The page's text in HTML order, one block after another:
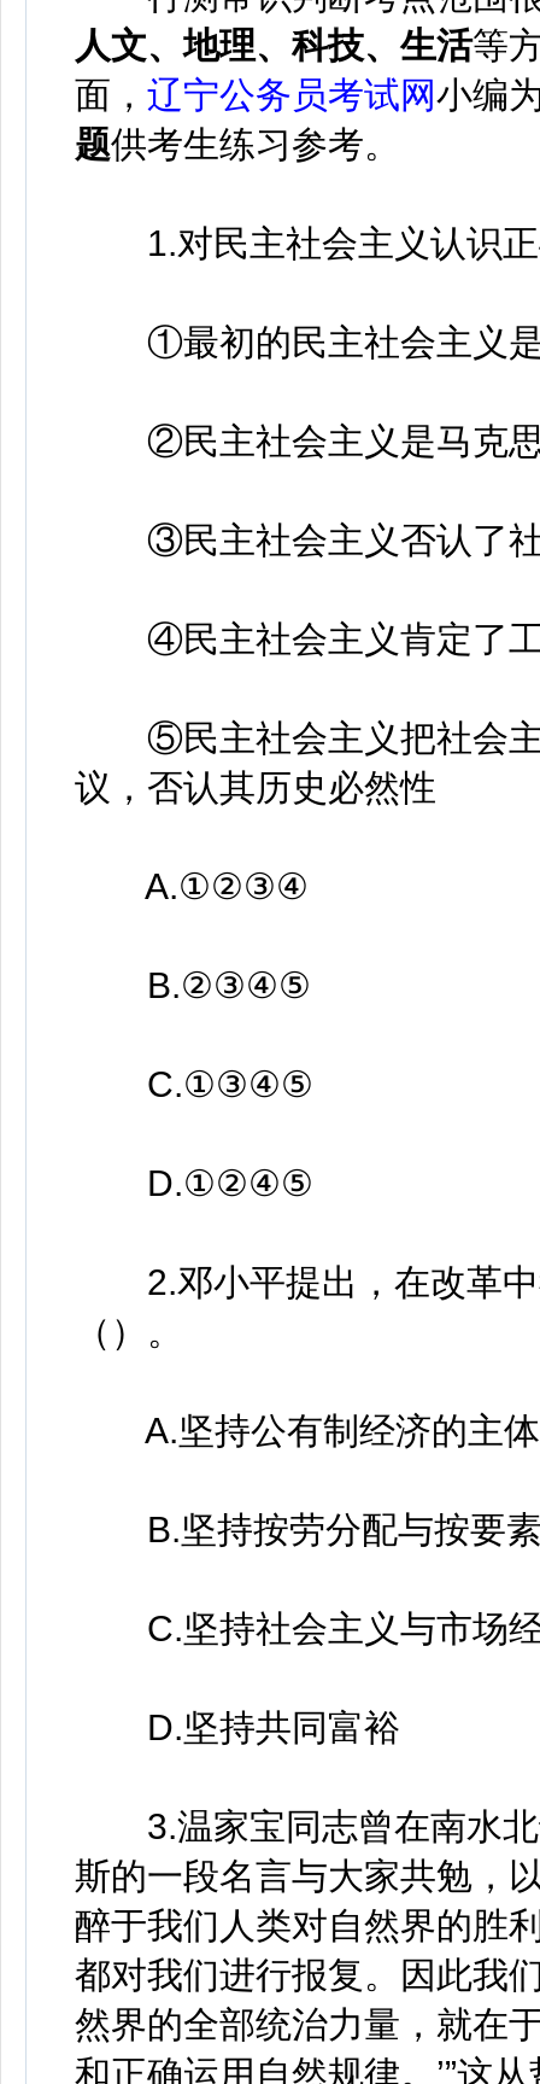
人文、地理、科技、生活等
面， 辽宁公务员考试网小编
题供考生练习参考。
1.对民主社会主义认识正
①最初的民主社会主义是
②民主社会主义是马克思
③民主社会主义否认了社
④民主社会主义肯定了工
⑤民主社会主义把社会主
议，否认其历史必然性
A.①②③④
B.②③④⑤
C.①③④⑤
D.①②④⑤
2.邓小平提出，在改革中
（）。
A.坚持公有制经济的主
B.坚持按劳分配与按要素
C.坚持社会主义与市场
D.坚持共同富裕
3.温家宝同志曾在南水北
斯的一段名言与大家共勉，
醉于我们人类对自然界的胜
都对我们进行报复。因此
然界的全部统治力量，就在
和正确运用自然规律。’”这